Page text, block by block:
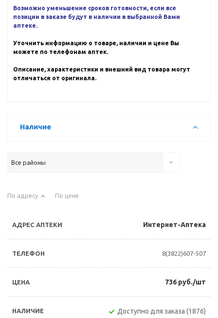
Возможно уменьшение сроков готовности, если все
позиции в заказе будут в наличии в выбранной Вами
аптеке.
Уточнить информацию о товаре, наличии и цене Вы
можете по телефонам аптек.
Описание, характеристики и внешний вид товара могут
отличаться от оригинала.
Наличие
Все районы
По адресу По цене
Интернет-Аптека
8(3822)607-507
736 руб./шт
Доступно для заказа (1876)